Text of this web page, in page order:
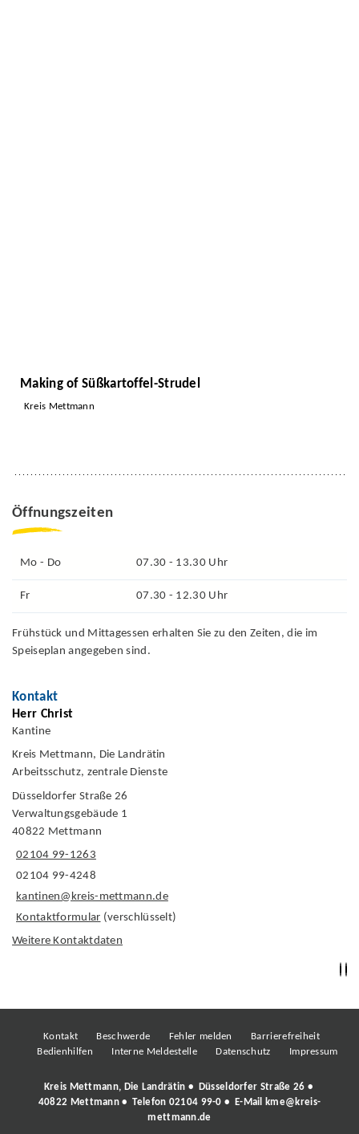
Making of Süßkartoffel-Strudel
Kreis Mettmann
Öffnungszeiten
Mo - Do 07.30 - 13.30 Uhr
Fr 07.30 - 12.30 Uhr
Frühstück und Mittagessen erhalten Sie zu den Zeiten, die im
Speiseplan angegeben sind.
Kontakt
Herr Christ
Kantine
Kreis Mettmann, Die Landrätin
Arbeitsschutz, zentrale Dienste
Düsseldorfer Straße 26
Verwaltungsgebäude 1
40822 Mettmann
02104 99-1263
02104 99-4248
kantinen@kreis-mettmann.de
Kontaktformular (verschlüsselt)
Weitere Kontaktdaten
Kontakt Beschwerde Fehler melden
Barrierefreiheit
Bedienhilfen
Interne Meldestelle Datenschutz Impressum
Kreis Mettmann, Die Landrätin • Düsseldorfer Straße 26 •
40822 Mettmann • Telefon 02104 99-0 • E-Mail
kme@kreis-
mettmann.de